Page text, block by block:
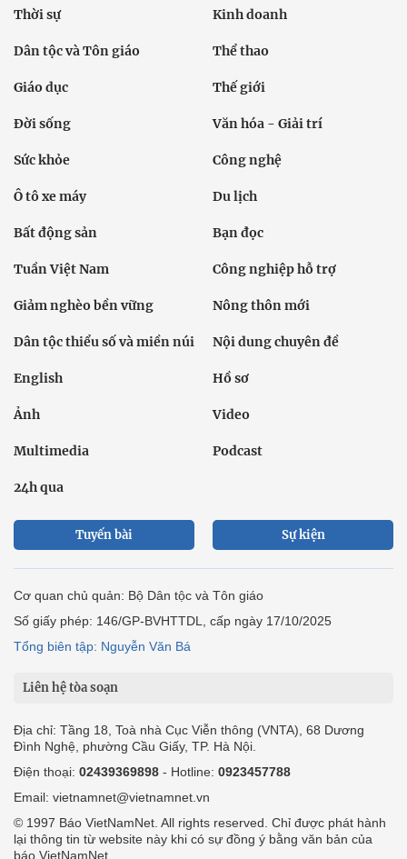
Thời sự Kinh doanh
Dân tộc và Tôn giáo Thể thao
Giáo dục Thế giới
Đời sống Văn hóa - Giải trí
Sức khỏe Công nghệ
Ô tô xe máy Du lịch
Bất động sản Bạn đọc
Tuần Việt Nam Công nghiệp hỗ trợ
Giảm nghèo bền vững Nông thôn mới
Dân tộc thiểu số và miền núi Nội dung chuyên đề
English Hồ sơ
Ảnh Video
Multimedia Podcast
24h qua
Tuyến bài Sự kiện
Cơ quan chủ quản: Bộ Dân tộc và Tôn giáo
Số giấy phép: 146/GP-BVHTTDL, cấp ngày 17/10/2025
Tổng biên tập: Nguyễn Văn Bá
Liên hệ tòa soạn
Địa chỉ: Tầng 18, Toà nhà Cục Viễn thông (VNTA), 68 Dương
Đình Nghệ, phường Cầu Giấy, TP. Hà Nội.
Điện thoại: 02439369898 - Hotline: 0923457788
Email: vietnamnet@vietnamnet.vn
© 1997 Báo VietNamNet. All rights reserved. Chỉ được phát hành
lại thông tin từ website này khi có sự đồng ý bằng văn bản của
báo VietNamNet.